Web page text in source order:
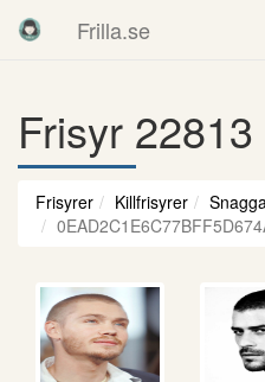
Frilla.se
Frisyr
Frisyrer Killfrisyrer